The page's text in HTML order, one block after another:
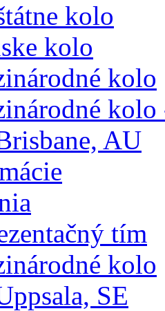
kolo
kolo
kolo
kolo
AU
tím
kolo
SE